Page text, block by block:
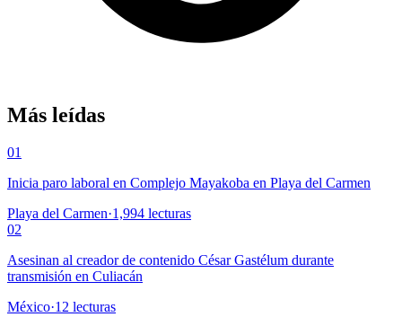
Más leídas
01
Inicia paro laboral en Complejo Mayakoba en Playa del Carmen
Playa del Carmen·1,994 lecturas
02
Asesinan al creador de contenido César Gastélum durante
transmisión en Culiacán
México·12 lecturas